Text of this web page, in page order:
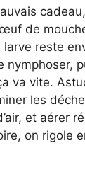
de
reste
nymphoser,
va vite.
les
et aérer
on rigole